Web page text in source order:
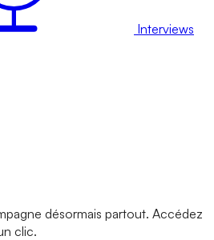
Interviews
désormais partout. Accédez
clic.